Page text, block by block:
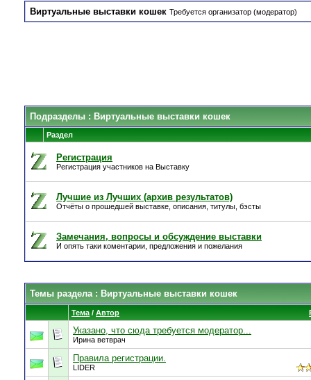
Виртуальные выставки кошек Требуется организатор (модератор)
Подразделы : Виртуальные выставки кошек
Раздел
Регистрация
Регистрация участников на Выставку
Лучшие из Лучших (архив результатов)
Отчёты о прошедшей выставке, описания, титулы, бэсты
Замечания, вопросы и обсуждение выставки
И опять таки коментарии, предложения и пожелания
Темы раздела: Виртуальные выставки кошек
Тема / Автор
Указано, что сюда требуется модератор...
Ирина ветврач
Правила регистрации.
LIDER